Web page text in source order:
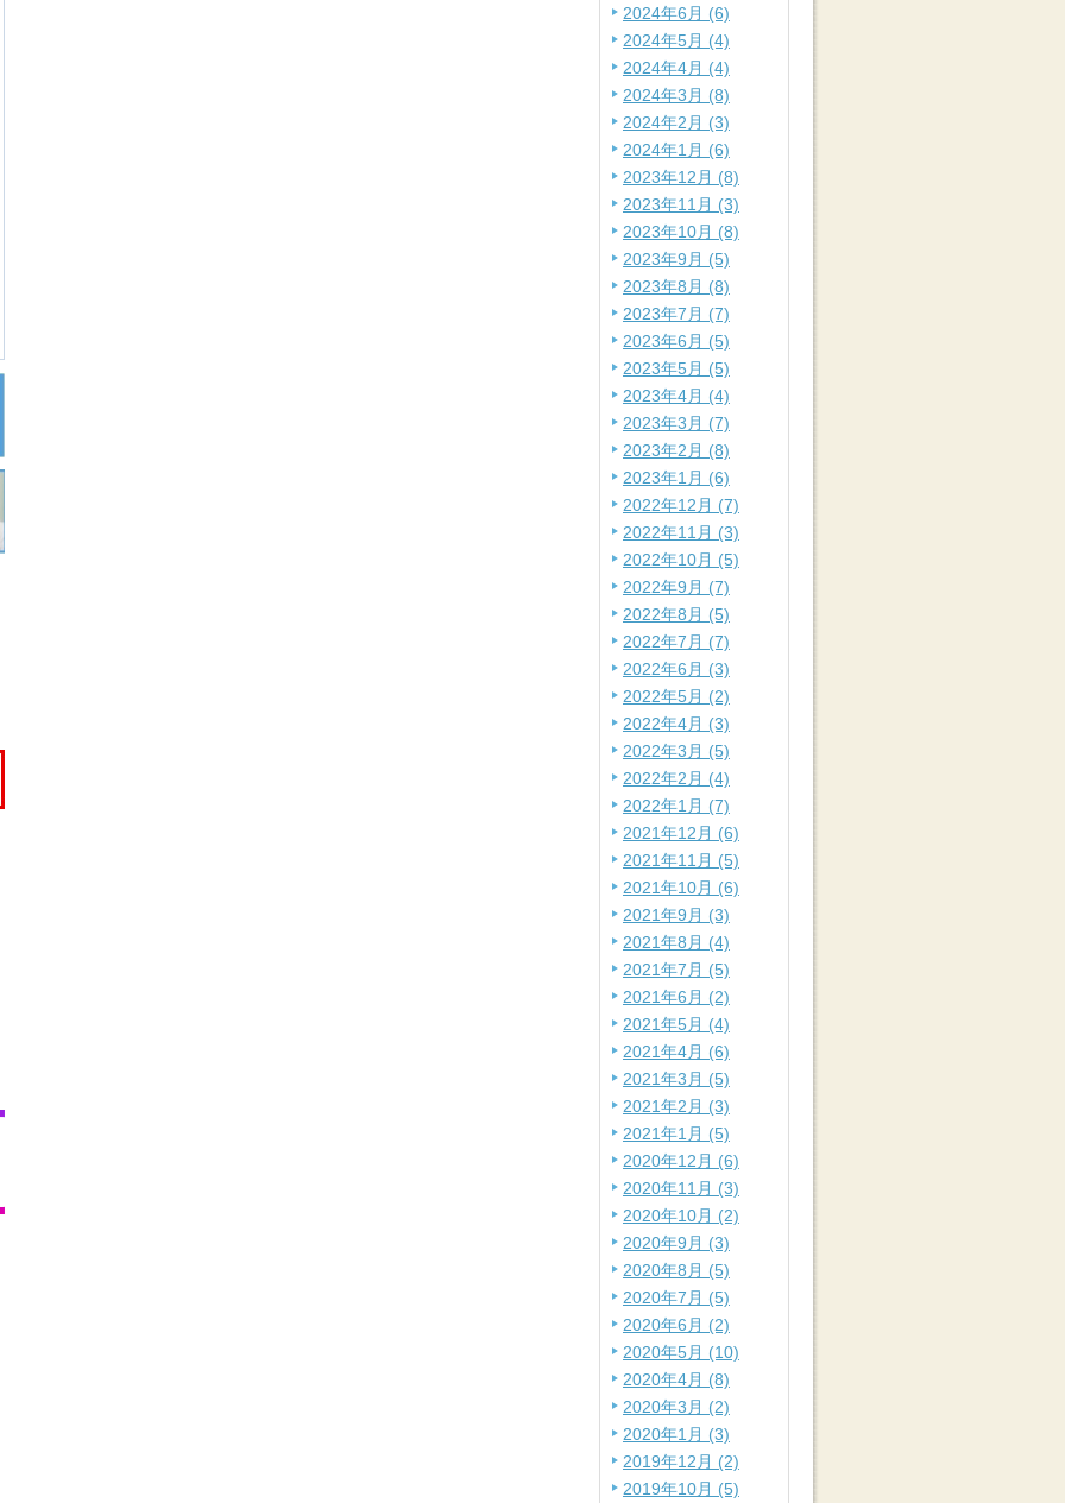
2024年6月 (6)
2024年5月 (4)
2024年4月 (4)
2024年3月 (8)
2024年2月 (3)
2024年1月 (6)
2023年12月 (8)
2023年11月 (3)
2023年10月 (8)
2023年9月 (5)
2023年8月 (8)
2023年7月 (7)
2023年6月 (5)
2023年5月 (5)
2023年4月 (4)
2023年3月 (7)
2023年2月 (8)
2023年1月 (6)
2022年12月 (7)
2022年11月 (3)
2022年10月 (5)
2022年9月 (7)
2022年8月 (5)
2022年7月 (7)
2022年6月 (3)
2022年5月 (2)
2022年4月 (3)
2022年3月 (5)
2022年2月 (4)
2022年1月 (7)
2021年12月 (6)
2021年11月 (5)
2021年10月 (6)
2021年9月 (3)
2021年8月 (4)
2021年7月 (5)
2021年6月 (2)
2021年5月 (4)
2021年4月 (6)
2021年3月 (5)
2021年2月 (3)
2021年1月 (5)
2020年12月 (6)
2020年11月 (3)
2020年10月 (2)
2020年9月 (3)
2020年8月 (5)
2020年7月 (5)
2020年6月 (2)
2020年5月 (10)
2020年4月 (8)
2020年3月 (2)
2020年1月 (3)
2019年12月 (2)
2019年10月 (5)